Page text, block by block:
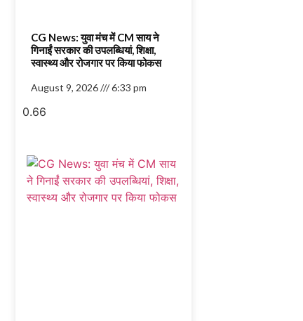
CG News: युवा मंच में CM साय ने
गिनाईं सरकार की उपलब्धियां, शिक्षा,
स्वास्थ्य और रोजगार पर किया फोकस
August 9, 2026 6:33 pm